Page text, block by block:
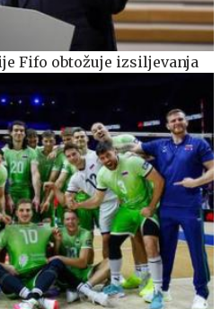
Fifo obtožuje izsiljevanja